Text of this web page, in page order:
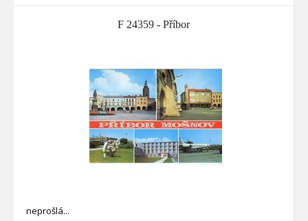
F 24359 - Příbor
neprošlá